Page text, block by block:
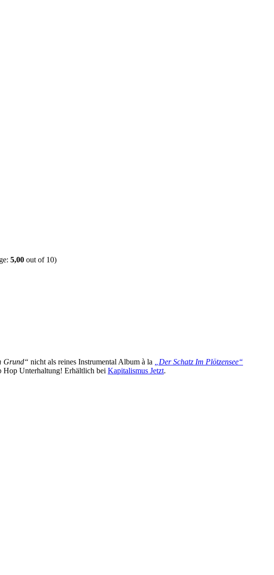
5,00 out of 10)
Grund“ nicht als reines Instrumental Album à la
„Der Schatz Im Plötzensee“
Hop Unterhaltung! Erhältlich bei Kapitalismus Jetzt.